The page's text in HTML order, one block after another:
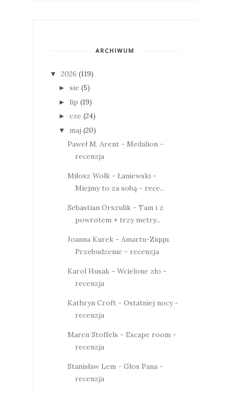
ARCHIWUM
▼ 2026 (119)
► sie (5)
► lip (19)
► cze (24)
▼ maj (20)
Paweł M. Arent - Medalion -
recenzja
Miłosz Wołk - Łaniewski -
Miejmy to za sobą - rece...
Sebastian Orszulik - Tam i z
powrotem + trzy metry...
Joanna Kurek - Amartu-Ziqqu.
Przebudzenie - recenzja
Karol Husak - Wcielone zło -
recenzja
Kathryn Croft - Ostatniej nocy -
recenzja
Maren Stoffels - Escape room -
recenzja
Stanisław Lem - Głos Pana -
recenzja